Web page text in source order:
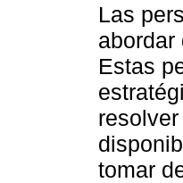
Las
Estas
tomar